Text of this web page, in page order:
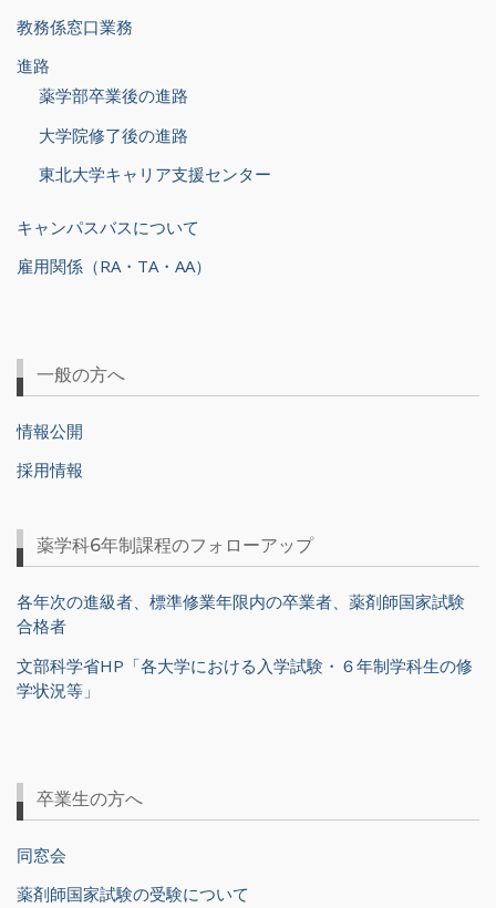
教務係窓口業務
進路
薬学部卒業後の進路
大学院修了後の進路
東北大学キャリア支援センター
キャンパスバスについて
雇用関係（RA・TA・AA）
一般の方へ
情報公開
採用情報
薬学科6年制課程のフォローアップ
各年次の進級者、標準修業年限内の卒業者、薬剤師国家試験
合格者
文部科学省HP「各大学における入学試験・６年制学科生の修
学状況等」
卒業生の方へ
同窓会
薬剤師国家試験の受験について